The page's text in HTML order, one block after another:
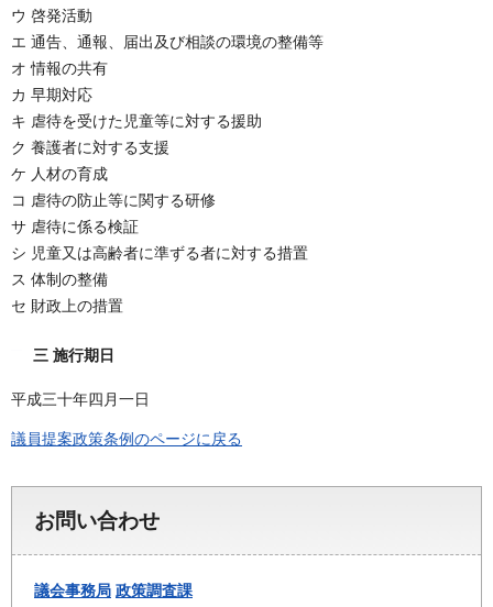
ウ 啓発活動
エ 通告、通報、届出及び相談の環境の整備等
オ 情報の共有
カ 早期対応
キ 虐待を受けた児童等に対する援助
ク 養護者に対する支援
ケ 人材の育成
コ 虐待の防止等に関する研修
サ 虐待に係る検証
シ 児童又は高齢者に準ずる者に対する措置
ス 体制の整備
セ 財政上の措置
三 施行期日
平成三十年四月一日
議員提案政策条例のページに戻る
お問い合わせ
議会事務局 政策調査課